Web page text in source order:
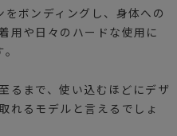
ボンディングし、身体への
用や日々のハードな使用に
るまで、使い込むほどにデザ
れるモデルと言えるでしょ